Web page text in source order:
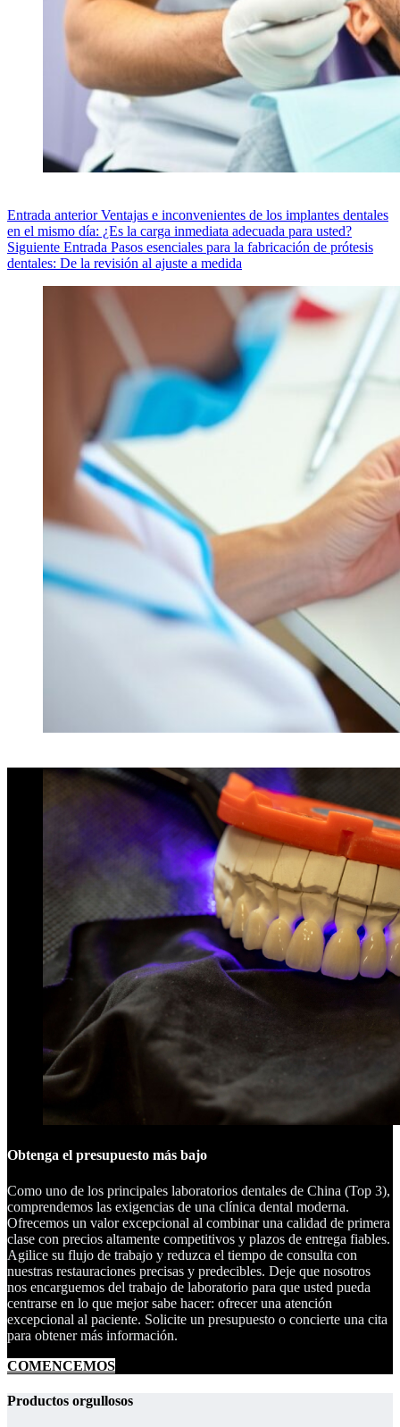
Entrada anteriorVentajas e inconvenientes de los implantes dentales
en el mismo día: ¿Es la carga inmediata adecuada para usted?
Siguiente Entrada Pasos esenciales para la fabricación de prótesis
dentales: De la revisión al ajuste a medida
Obtenga el presupuesto más bajo
Como uno de los principales laboratorios dentales de China (Top 3),
comprendemos las exigencias de una clínica dental moderna.
Ofrecemos un valor excepcional al combinar una calidad de primera
clase con precios altamente competitivos y plazos de entrega fiables.
Agilice su flujo de trabajo y reduzca el tiempo de consulta con
nuestras restauraciones precisas y predecibles. Deje que nosotros
nos encarguemos del trabajo de laboratorio para que usted pueda
centrarse en lo que mejor sabe hacer: ofrecer una atención
excepcional al paciente. Solicite un presupuesto o concierte una cita
para obtener más información.
COMENCEMOS
Productos orgullosos